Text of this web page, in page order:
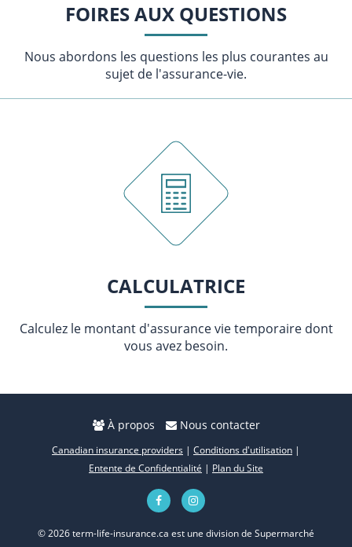
FOIRES AUX QUESTIONS
Nous abordons les questions les plus courantes au
sujet de l'assurance-vie.
CALCULATRICE
Calculez le montant d'assurance vie temporaire dont
vous avez besoin.
À propos Nous contacter
Canadian insurance providers | Conditions d'utilisation |
Entente de Confidentialité | Plan du Site
© 2026 term-life-insurance.ca est une division de Supermarché